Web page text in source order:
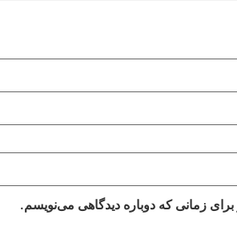
زمانی که دوباره دیدگاهی می‌نویسم.